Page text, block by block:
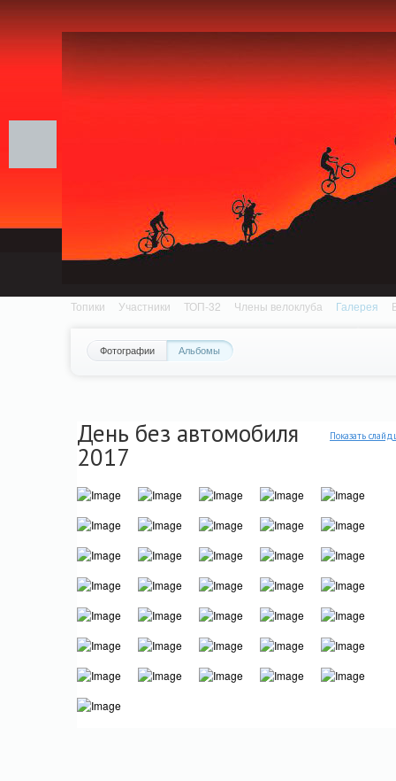
Топики Участники ТОП-32 Члены велоклуба Галерея
Вопрос-ответ Байки События
Фотографии Альбомы
Показать
День без автомобиля
2017